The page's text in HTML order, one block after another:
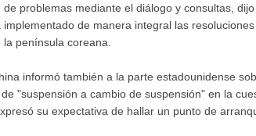
de problemas mediante el diálogo y consultas,
implementado de manera integral las
la península coreana.
informó también a la parte estadounidense
"suspensión a cambio de suspensión" en la
su expectativa de hallar un punto de